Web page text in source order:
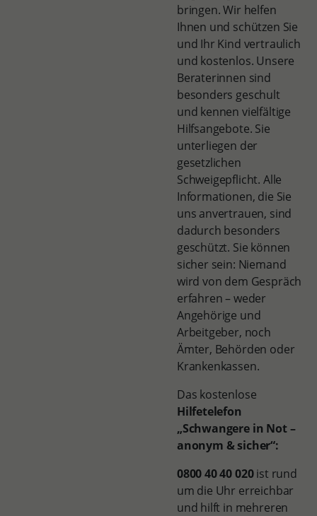
bringen. Wir helfen
Ihnen und schützen Sie
und Ihr Kind vertraulich
und kostenlos. Unsere
Beraterinnen sind
besonders geschult
und kennen vielfältige
Hilfsangebote. Sie
unterliegen der
gesetzlichen
Schweigepflicht. Alle
Informationen, die Sie
uns anvertrauen, sind
dadurch besonders
geschützt. Sie können
sicher sein: Niemand
wird von dem Gespräch
erfahren – weder
Angehörige und
Arbeitgeber, noch
Ämter, Behörden oder
Krankenkassen.
Das kostenlose
Hilfetelefon
„Schwangere in Not –
anonym & sicher“:
0800 40 40 020ist rund
um die Uhr erreichbar
und hilft in mehreren